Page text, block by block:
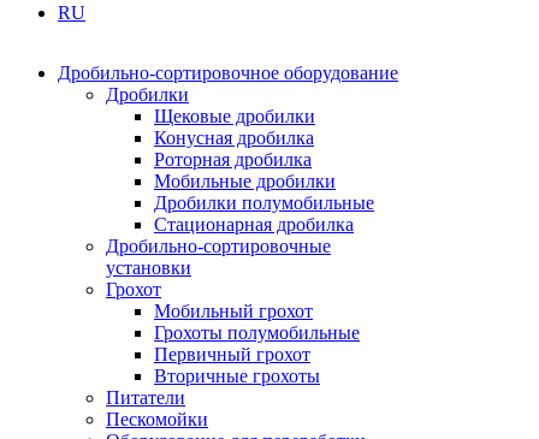
RU
Дробильно-сортировочное оборудование
Дробилки
Щековые дробилки
Конусная дробилка
Роторная дробилка
Мобильные дробилки
Дробилки полумобильные
Стационарная дробилка
Дробильно-сортировочные
установки
Грохот
Мобильный грохот
Грохоты полумобильные
Первичный грохот
Вторичные грохоты
Питатели
Пескомойки